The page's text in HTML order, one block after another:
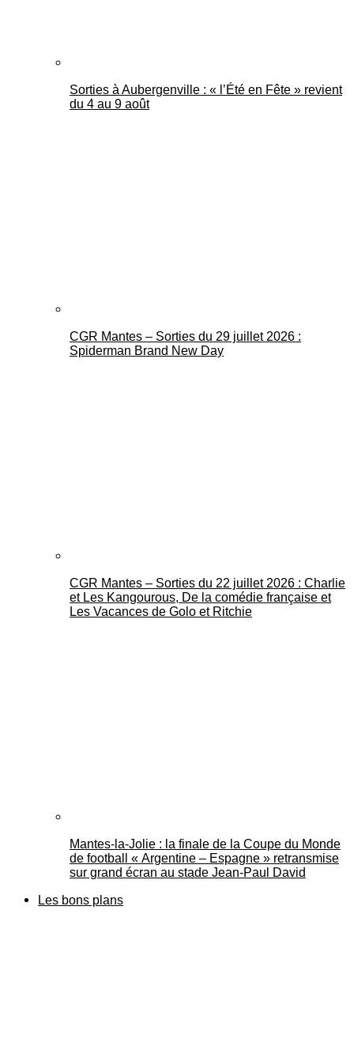
Sorties à Aubergenville : « l’Été en Fête » revient
du 4 au 9 août
CGR Mantes – Sorties du 29 juillet 2026 :
Spiderman Brand New Day
CGR Mantes – Sorties du 22 juillet 2026 : Charlie
et Les Kangourous, De la comédie française et
Les Vacances de Golo et Ritchie
Mantes-la-Jolie : la finale de la Coupe du Monde
de football « Argentine – Espagne » retransmise
sur grand écran au stade Jean-Paul David
Les bons plans